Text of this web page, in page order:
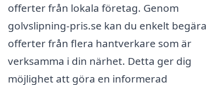
offerter från lokala företag. Genom
golvslipning-pris.se kan du enkelt begära
offerter från flera hantverkare som är
verksamma i din närhet. Detta ger dig
möjlighet att göra en informerad